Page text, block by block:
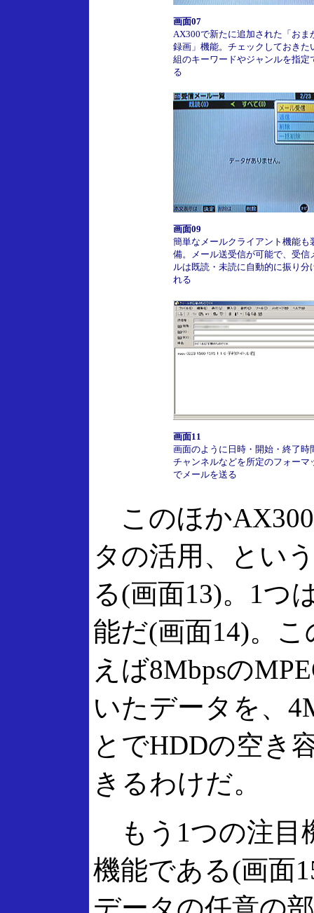
画面07
AX300で新たに追加された「おま
録画」機能。チェックしておきた
組のキーワードやジャンルを指定
る
画面09
簡単なメールクライアント機能も
備。メール送受信が可能で、受信
ルは既読・未読に自動的に振り分
れる
画面11
画面のように日時・開始・終了時
チャンネルなどを所定のフォーマ
でメールを送る
このほか
タの活用、とい
る(画面13)。1つ
能だ(画面14)。
えば8Mbpsの
いたデータを、
とでHDDの空き
きるわけだ。
もう1つの注目
機能である(画面